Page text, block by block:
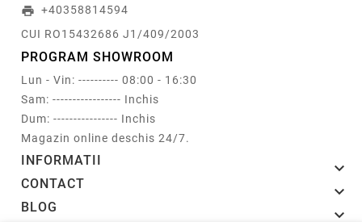
print +40358814594
CUI RO15432686 J1/409/2003
PROGRAM SHOWROOM
Lun - Vin: ---------- 08:00 - 16:30
Sam: ----------------- Inchis
Dum: ---------------- Inchis
Magazin online deschis 24/7.
INFORMATII 
CONTACT 
BLOG 